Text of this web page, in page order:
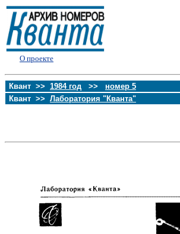
О проекте
Квант >> 1984 год >> номер 5
Квант >> Лаборатория "Кванта"